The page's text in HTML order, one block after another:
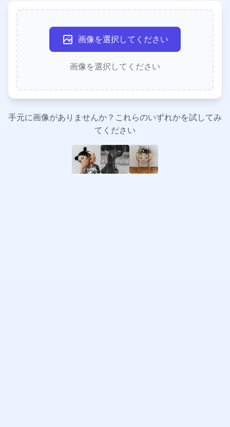
画像を選択してください
画像を選択してください
手元に画像がありませんか？これらのいずれかを試してみ
てください